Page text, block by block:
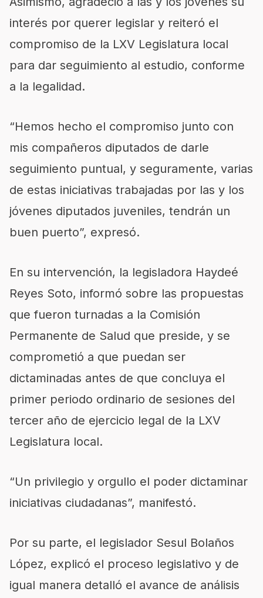
interés por querer legislar y reiteró el
compromiso de la LXV Legislatura local
para dar seguimiento al estudio, conforme
a la legalidad.
“Hemos hecho el compromiso junto con
mis compañeros diputados de darle
seguimiento puntual, y seguramente, varias
de estas iniciativas trabajadas por las y los
jóvenes diputados juveniles, tendrán un
buen puerto”, expresó.
En su intervención, la legisladora Haydeé
Reyes Soto, informó sobre las propuestas
que fueron turnadas a la Comisión
Permanente de Salud que preside, y se
comprometió a que puedan ser
dictaminadas antes de que concluya el
primer periodo ordinario de sesiones del
tercer año de ejercicio legal de la LXV
Legislatura local.
“Un privilegio y orgullo el poder dictaminar
iniciativas ciudadanas”, manifestó.
Por su parte, el legislador Sesul Bolaños
López, explicó el proceso legislativo y de
igual manera detalló el avance de análisis